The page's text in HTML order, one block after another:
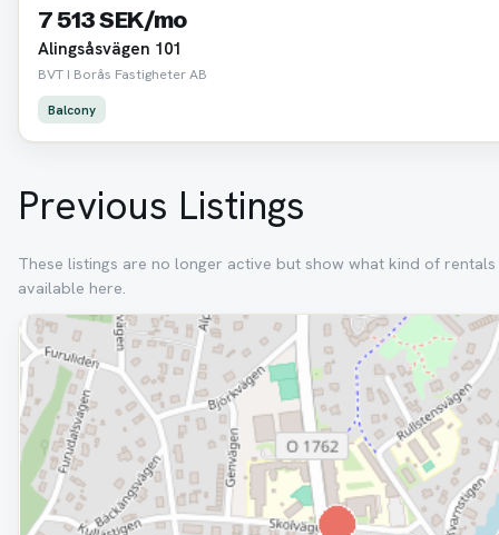
7 513 SEK/mo
Alingsåsvägen 101
BVT I Borås Fastigheter AB
Balcony
Previous Listings
These listings are no longer active but show what kind of
available here.
Removed